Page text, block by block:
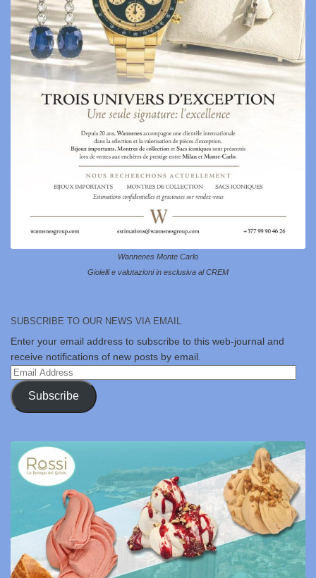
Wannenes Monte Carlo
Gioielli e valutazioni in esclusiva al CREM
SUBSCRIBE TO OUR NEWS VIA EMAIL
Enter your email address to subscribe to this web-journal and
receive notifications of new posts by email.
Email
Address
Subscribe